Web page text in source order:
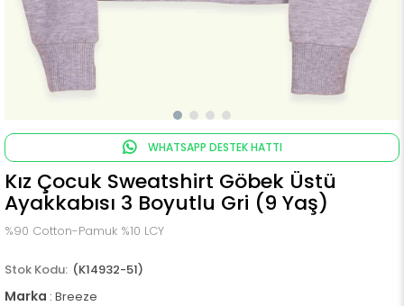
WHATSAPP DESTEK HATTI
Kız Çocuk Sweatshirt Göbek Üstü
Ayakkabısı 3 Boyutlu Gri (9 Yaş)
%90 Cotton-Pamuk %10 LCY
(K14932-51)
Marka : Breeze